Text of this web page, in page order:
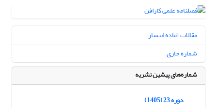
مقالات آماده انتشار
شماره جاری
شماره‌های پیشین نشریه
دوره 23 (1405)